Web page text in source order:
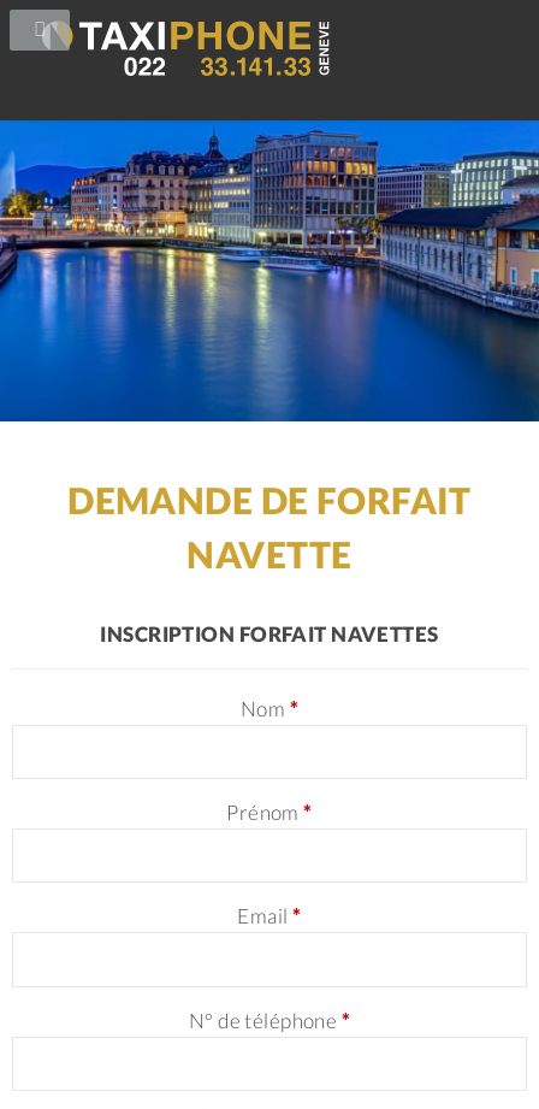
DEMANDE DE FORFAIT
NAVETTE
INSCRIPTION FORFAIT NAVETTES
Nom *
Prénom*
Email*
N° de téléphone *